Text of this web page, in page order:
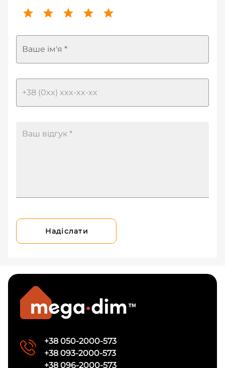
Ваше ім'я *
Надіслати
+38 050-2000-573
+38 093-2000-573
+38 096-2000-573